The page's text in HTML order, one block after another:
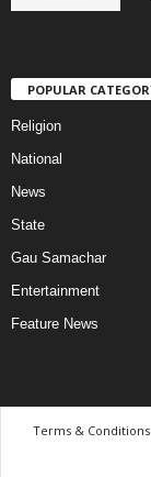
POPULAR
Religion
National
News
State
Gau Samachar
Entertainment
Feature News
Terms & Conditions